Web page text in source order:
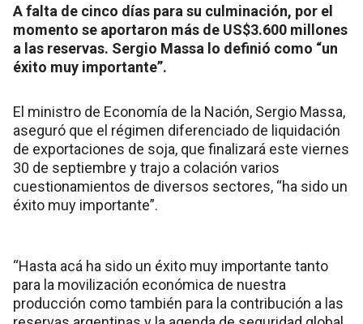
A falta de cinco días para su culminación, por el
momento se aportaron más de US$3.600 millones
a las reservas. Sergio Massa lo definió como “un
éxito muy importante”.
El ministro de Economía de la Nación, Sergio Massa,
aseguró que el régimen diferenciado de liquidación
de exportaciones de soja, que finalizará este viernes
30 de septiembre y trajo a colación varios
cuestionamientos de diversos sectores, “ha sido un
éxito muy importante”.
“Hasta acá ha sido un éxito muy importante tanto
para la movilización económica de nuestra
producción como también para la contribución a las